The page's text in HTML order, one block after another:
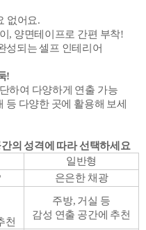
없어요.
, 양면테이프로 간편 부착!
성되는 셀프 인테리어
!
하여 다양하게 연출 가능
등 다양한 곳에 활용해 보세
의 성격에 따라 선택하세요
일반형
은은한 채광
천
주방, 거실 등
감성 연출 공간에 추천